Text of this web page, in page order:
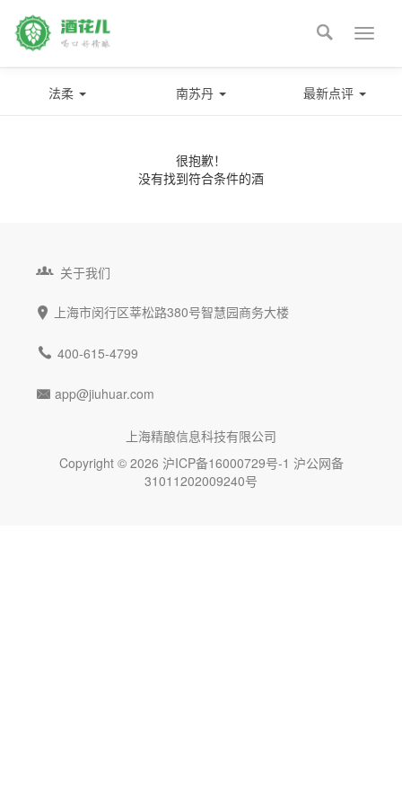
Toggle

法柔 南苏丹 最新点评
很抱歉！
没有找到符合条件的酒
 关于我们
 上海市闵行区莘松路380号智慧园商务大楼
 400-615-4799
 app@jiuhuar.com
上海精酿信息科技有限公司
Copyright © 2026 沪ICP备16000729号-1 沪公网备
31011202009240号